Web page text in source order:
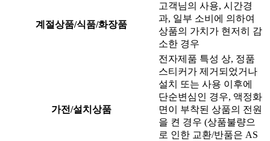
계절상품/식품/화장품
고객님의 사용, 시간경
과, 일부 소비에 의하여
상품의 가치가 현저히 감
소한 경우
가전/설치상품
전자제품 특성 상, 정품
스티커가 제거되었거나
설치 또는 사용 이후에
단순변심인 경우, 액정화
면이 부착된 상품의 전원
을 켠 경우 (상품불량으
로 인한 교환/반품은 AS